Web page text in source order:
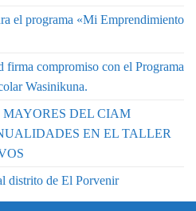
el programa «Mi Emprendimiento
compromiso con el Programa
Wasinikuna.
MAYORES DEL CIAM
EN EL TALLER
distrito de El Porvenir